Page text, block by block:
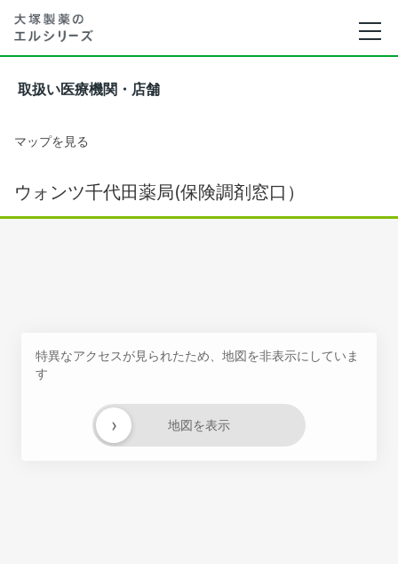
取扱い医療機関・店舗
マップを見る
ウォンツ千代田薬局(保険調剤窓口）
特異なアクセスが見られたため、地図を非表示にしていま
す
地図を表示
›